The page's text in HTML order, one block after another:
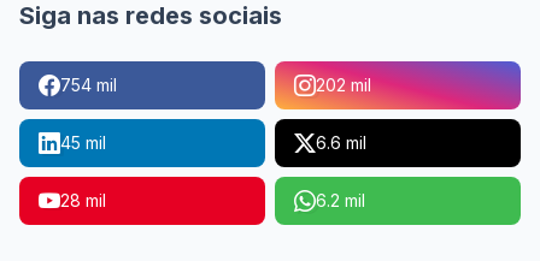
Siga nas redes sociais
754 mil 202 mil
45 mil 6.6 mil
28 mil 6.2 mil